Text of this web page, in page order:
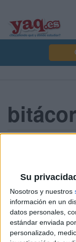
Su
Nosotros y nuestros
información en un
datos personales,
estándar enviada
personalizado,
cuanto
ana91 27/10/2008
hola soy de
despues del
haciendo natación,
tiempo de
despejarme las